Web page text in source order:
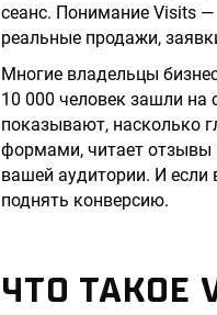
сеанс. Понимание Visits
реальные продажи,
Многие владельцы
10 000 человек зашли на
показывают, насколько
формами, читает отзывы
вашей аудитории. И если
поднять конверсию.
ЧТО ТАКОЕ